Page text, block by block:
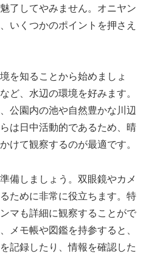
了してやみません。オニヤン
いくつかのポイントを押さえ
を知ることから始めましょ
ど、水辺の環境を好みます。
公園内の池や自然豊かな川辺
は日中活動的であるため、晴
けて観察するのが最適です。
備しましょう。双眼鏡やカメ
ために非常に役立ちます。特
マも詳細に観察することがで
メモ帳や図鑑を持参すると、
記録したり、情報を確認した